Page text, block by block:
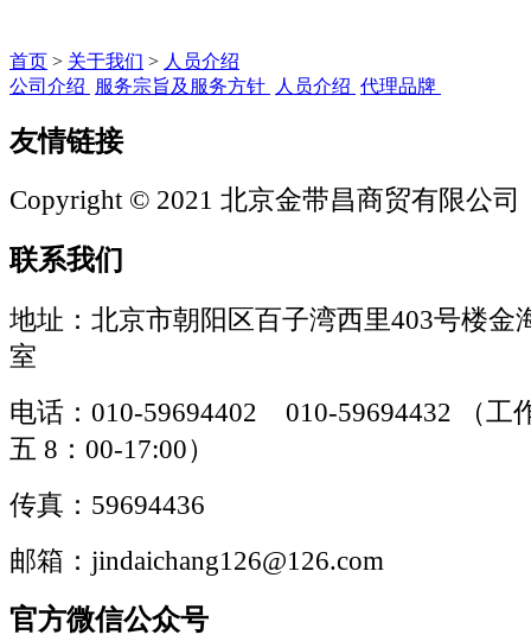
首页 > 关于我们 > 人员介绍
公司介绍
服务宗旨及服务方针 人员介绍 代理品牌
友情链接
Copyright © 2021 北京金带昌商贸有限公司
联系我们
地址：北京市朝阳区百子湾西里403号楼金
室
电话：010-59694402 010-59694432 （工
五 8：00-17:00）
传真：59694436
邮箱：jindaichang126@126.com
官方微信公众号